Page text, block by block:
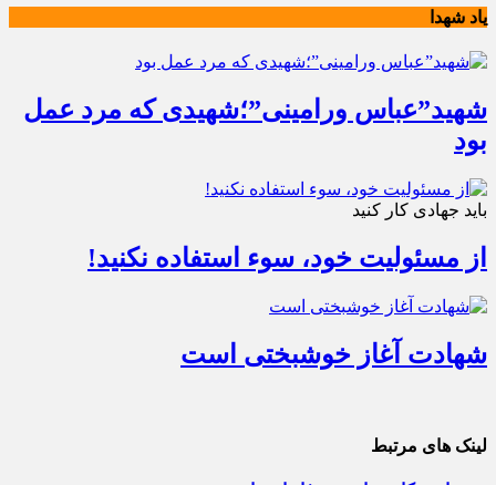
یاد شهدا
شهید”عباس ورامینی”؛شهیدی که مرد عمل
بود
باید جهادی کار کنید
از مسئولیت خود، سوء استفاده نکنید!
شهادت آغاز خوشبختی است
لینک های مرتبط